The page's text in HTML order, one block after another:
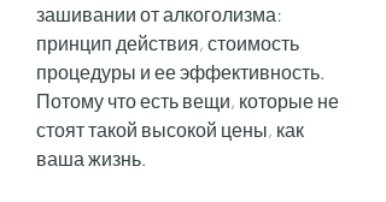
зашивании от алкоголизма:
принцип действия, стоимость
процедуры и ее эффективность.
Потому что есть вещи, которые не
стоят такой высокой цены, как
ваша жизнь.